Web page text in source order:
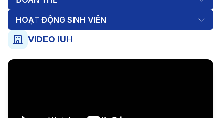
HOẠT ĐỘNG SINH VIÊN
VIDEO IUH